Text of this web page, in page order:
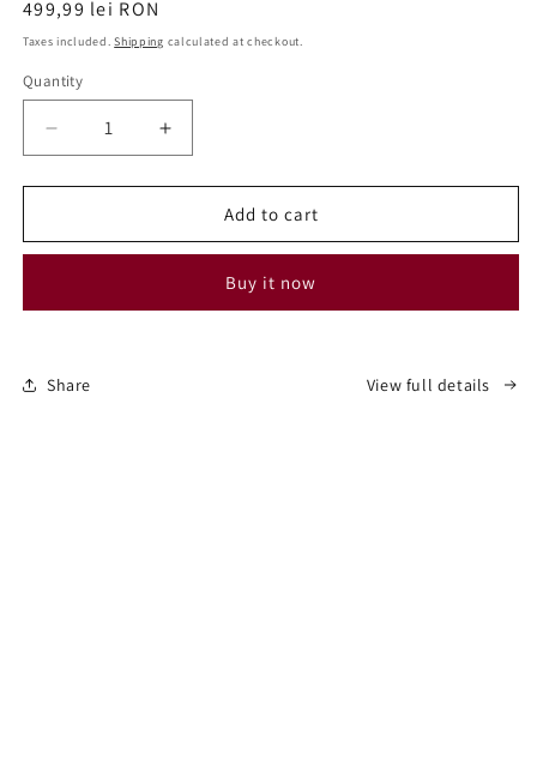
Regular
price
499,99 lei RON
Taxes included.Shipping calculated at checkout.
Quantity
Decrease
quantity
for
Manichiura
Increase
quantity
for
Manichiura
Add to cart
Buy it now
Share View full details